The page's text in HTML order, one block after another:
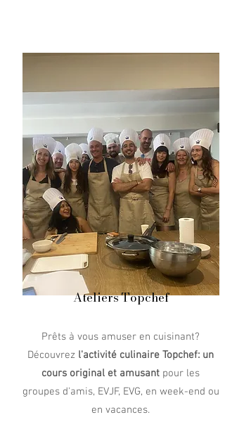
Ateliers Topchef
Prêts à vous amuser en cuisinant?
Découvrez l'activité culinaire Topchef: un
cours original et amusant pour les
groupes d'amis, EVJF, EVG, en week-end ou
en vacances.